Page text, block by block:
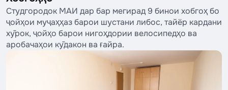
Студгородок МАИ дар бар мегирад 9 бинои хобгоҳ бо
ҷойҳои муҷаҳҳаз барои шустани либос, тайёр кардани
хӯрок, ҷойҳо барои нигоҳдории велосипедҳо ва
аробачаҳои кӯдакон ва ғайра.